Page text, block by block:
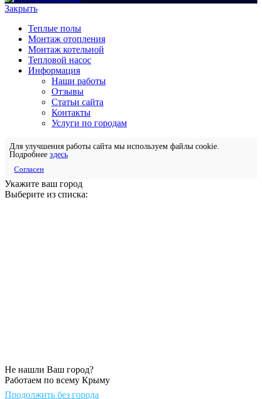
Закрыть
Теплые полы
Монтаж отопления
Монтаж котельной
Тепловой насос
Информация
Наши работы
Отзывы
Статьи сайта
Контакты
Услуги по городам
Для улучшения работы сайта мы используем файлы cookie.
Подробнее здесь
Согласен
Укажите ваш город
Выберите из списка:
Не нашли Ваш город?
Работаем по всему Крыму
Продолжить без города